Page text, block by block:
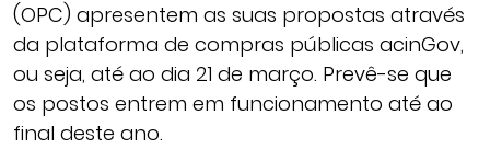
(OPC) apresentem as suas propostas através
da plataforma de compras públicas acinGov,
ou seja, até ao dia 21 de março. Prevê-se que
os postos entrem em funcionamento até ao
final deste ano.